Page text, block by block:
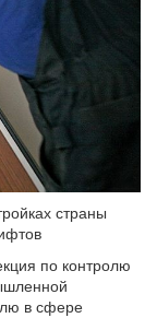
страны
по контролю
в сфере